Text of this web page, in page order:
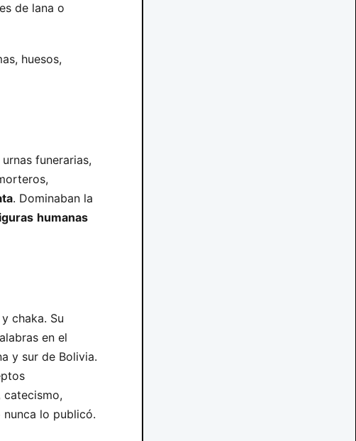
de lana o
huesos,
funerarias,
. Dominaban la
humanas
chaka. Su
en el
y sur de Bolivia.
catecismo,
nunca lo publicó.